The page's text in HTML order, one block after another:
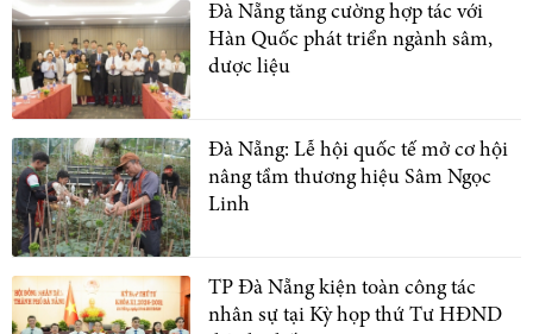
Đà Nẵng tăng cường hợp tác với
Hàn Quốc phát triển ngành sâm,
dược liệu
Đà Nẵng: Lễ hội quốc tế mở cơ hội
nâng tầm thương hiệu Sâm Ngọc
Linh
TP Đà Nẵng kiện toàn công tác
nhân sự tại Kỳ họp thứ Tư HĐND